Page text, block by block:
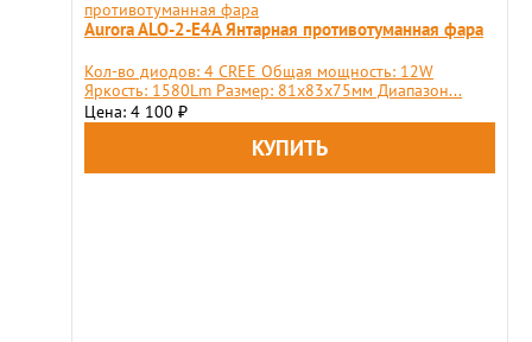
Aurora ALO-2-E4A Янтарная противотуманная фара
Кол-во диодов: 4 CREE Общая мощность: 12W
Яркость: 1580Lm Размер: 81х83х75мм Диапазон...
Цена: 4 100 ₽